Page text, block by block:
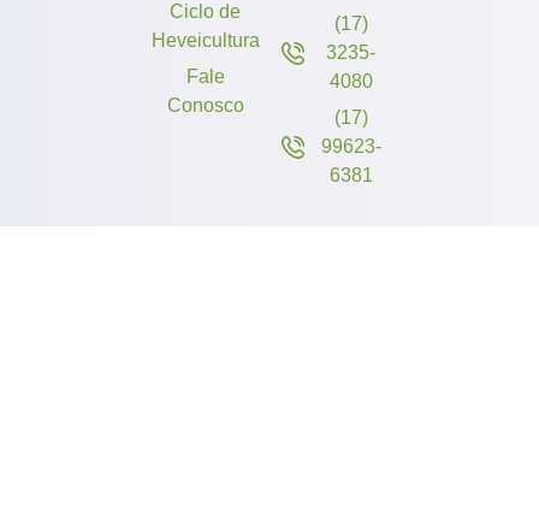
Ciclo de
Heveicultura
Fale
Conosco
(17)
3235-
4080
(17)
99623-
6381